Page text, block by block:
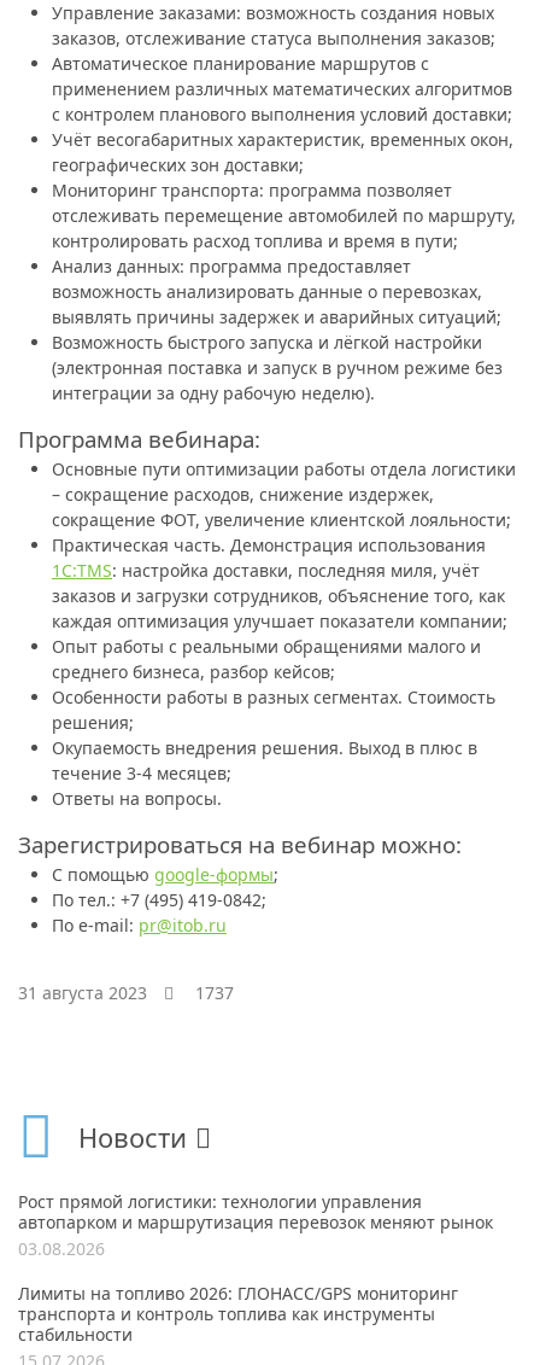
Управление заказами: возможность создания новых
заказов, отслеживание статуса выполнения заказов;
Автоматическое планирование маршрутов с
применением различных математических алгоритмов
с контролем планового выполнения условий доставки;
Учёт весогабаритных характеристик, временных окон,
географических зон доставки;
Мониторинг транспорта: программа позволяет
отслеживать перемещение автомобилей по маршруту,
контролировать расход топлива и время в пути;
Анализ данных: программа предоставляет
возможность анализировать данные о перевозках,
выявлять причины задержек и аварийных ситуаций;
Возможность быстрого запуска и лёгкой настройки
(электронная поставка и запуск в ручном режиме без
интеграции за одну рабочую неделю).
Программа вебинара:
Основные пути оптимизации работы отдела логистики
– сокращение расходов, снижение издержек,
сокращение ФОТ, увеличение клиентской лояльности;
Практическая часть. Демонстрация использования
1С:TMS: настройка доставки, последняя миля, учёт
заказов и загрузки сотрудников, объяснение того, как
каждая оптимизация улучшает показатели компании;
Опыт работы с реальными обращениями малого и
среднего бизнеса, разбор кейсов;
Особенности работы в разных сегментах. Стоимость
решения;
Окупаемость внедрения решения. Выход в плюс в
течение 3-4 месяцев;
Ответы на вопросы.
Зарегистрироваться на вебинар можно:
С помощью google-формы;
По тел.: +7 (495) 419-0842;
По е-mail: pr@itob.ru
31 августа 2023 1737
Новости
Рост прямой логистики: технологии управления
автопарком и маршрутизация перевозок меняют рынок
03.08.2026
Лимиты на топливо 2026: ГЛОНАСС/GPS мониторинг
транспорта и контроль топлива как инструменты
стабильности